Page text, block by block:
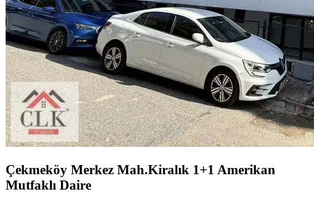
Çekmeköy Merkez Mah.Kiralık 1+1 Amerikan
Mutfaklı Daire